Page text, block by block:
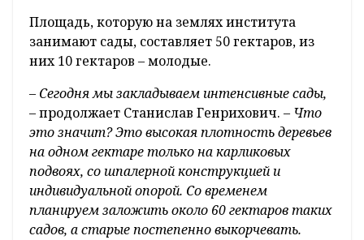
Площадь, которую на землях института
занимают сады, составляет 50 гектаров, из
них 10 гектаров – молодые.
– Сегодня мы закладываем интенсивные сады,
– продолжает Станислав Генрихович. – Что
это значит? Это высокая плотность деревьев
на одном гектаре только на карликовых
подвоях, со шпалерной конструкцией и
индивидуальной опорой. Со временем
планируем заложить около 60 гектаров таких
садов, а старые постепенно выкорчевать.